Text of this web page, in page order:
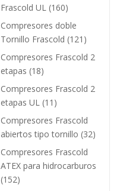
Frascold UL (160)
Compresores doble
Tornillo Frascold (121)
Compresores Frascold 2
etapas (18)
Compresores Frascold 2
etapas UL (11)
Compresores Frascold
abiertos tipo tornillo (32)
Compresores Frascold
ATEX para hidrocarburos
(152)